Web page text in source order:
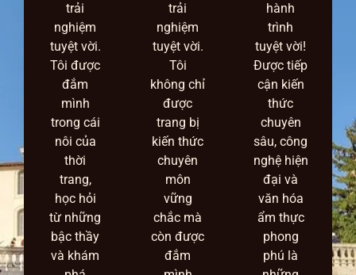
trải
nghiệm
tuyệt vời.
Tôi được
đắm
mình
trong cái
nôi của
thời
trang,
học hỏi
từ những
bậc thầy
và khám
trải
nghiệm
tuyệt vời.
Tôi
không chỉ
được
trang bị
kiến thức
chuyên
môn
vững
chắc mà
còn được
đắm
hành
trình
tuyệt vời!
Được tiếp
cận kiến
thức
chuyên
sâu, công
nghệ hiện
đại và
văn hóa
ẩm thực
phong
phú là